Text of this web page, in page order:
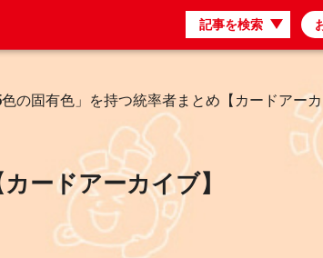
記事を検索
の固有色」を持つ統率者まとめ【カードアーカ
ードアーカイブ】